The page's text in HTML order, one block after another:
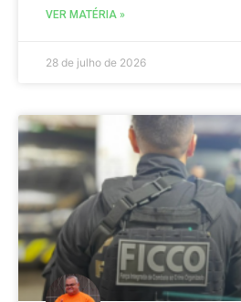
VER MATÉRIA »
28 de julho de 2026